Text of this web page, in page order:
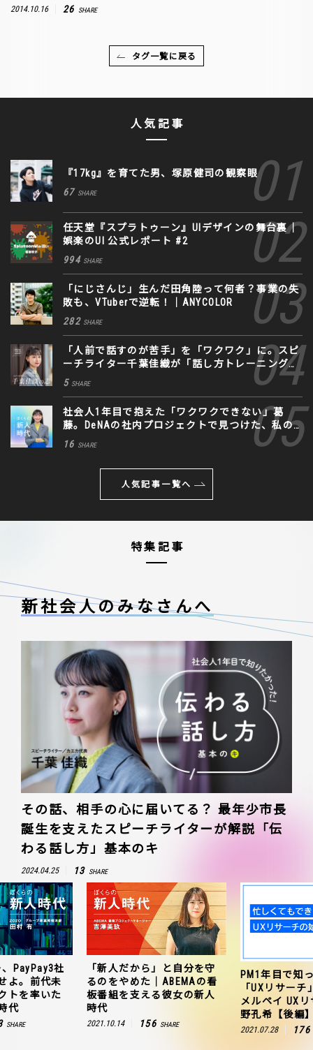
2014.10.16 26 SHARE
タグ一覧に戻る
人気記事
『17kg』を育てた男、塚原健司の観察眼
67 SHARE
任天堂『スプラトゥーン』UIデザインの舞台裏｜
娯楽のUI 公式レポート #2
994 SHARE
「にじさんじ」生んだ田角陸って何者？事業の失
敗も、VTuberで逆転！｜ANYCOLOR
282 SHARE
「人前で話すのが苦手」を「ワクワク」に。スピ
ーチライター千葉佳織が「話し方トレーニング」
に込めた思い
5 SHARE
社会人1年目で抱えた「ワクワクできない」葛
藤。DeNAの社内プロジェクトで見つけた、私の
生きる道
16 SHARE
人気記事一覧へ
特集記事
新社会人のみなさんへ
その話、相手の心に届いてる？ 最年少市長
誕生を支えたスピーチライターが解説「伝
わる話し方」基本のキ
2024.04.25 13 SHARE
PayPay3社
よ。前代未
トを率いた
代
SHARE
「新人だから」と自分を守
るのをやめた｜ABEMAの看
板番組を支える彼女の新人
時代
2021.10.14 156 SHARE
PM1年目で知
「UXリサー
メルペイ UX
野孔希【後編
2021.07.28 176